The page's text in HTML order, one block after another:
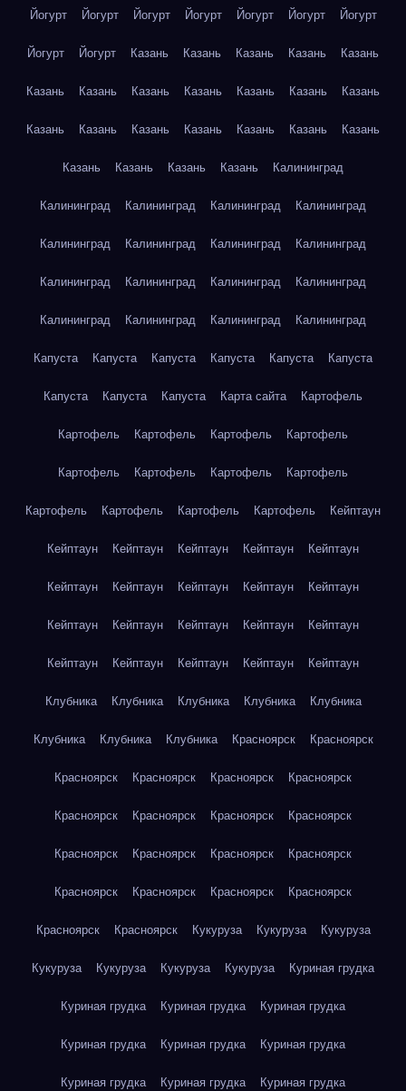
Йогурт Йогурт Йогурт Йогурт Йогурт Йогурт Йогурт
Йогурт Йогурт Казань Казань Казань Казань Казань
Казань Казань Казань Казань Казань Казань Казань
Казань Казань Казань Казань Казань Казань Казань
Казань Казань Казань Казань Калининград
Калининград Калининград Калининград Калининград
Калининград Калининград Калининград Калининград
Калининград Калининград Калининград Калининград
Калининград Калининград Калининград Калининград
Капуста Капуста Капуста Капуста Капуста Капуста
Капуста Капуста Капуста Карта сайта Картофель
Картофель Картофель Картофель Картофель
Картофель Картофель Картофель Картофель
Картофель Картофель Картофель Картофель Кейптаун
Кейптаун Кейптаун Кейптаун Кейптаун Кейптаун
Кейптаун Кейптаун Кейптаун Кейптаун Кейптаун
Кейптаун Кейптаун Кейптаун Кейптаун Кейптаун
Кейптаун Кейптаун Кейптаун Кейптаун Кейптаун
Клубника Клубника Клубника Клубника Клубника
Клубника Клубника Клубника Красноярск Красноярск
Красноярск Красноярск Красноярск Красноярск
Красноярск Красноярск Красноярск Красноярск
Красноярск Красноярск Красноярск Красноярск
Красноярск Красноярск Красноярск Красноярск
Красноярск Красноярск Кукуруза Кукуруза Кукуруза
Кукуруза Кукуруза Кукуруза Кукуруза Куриная грудка
Куриная грудка Куриная грудка Куриная грудка
Куриная грудка Куриная грудка Куриная грудка
Куриная грудка Куриная грудка Куриная грудка